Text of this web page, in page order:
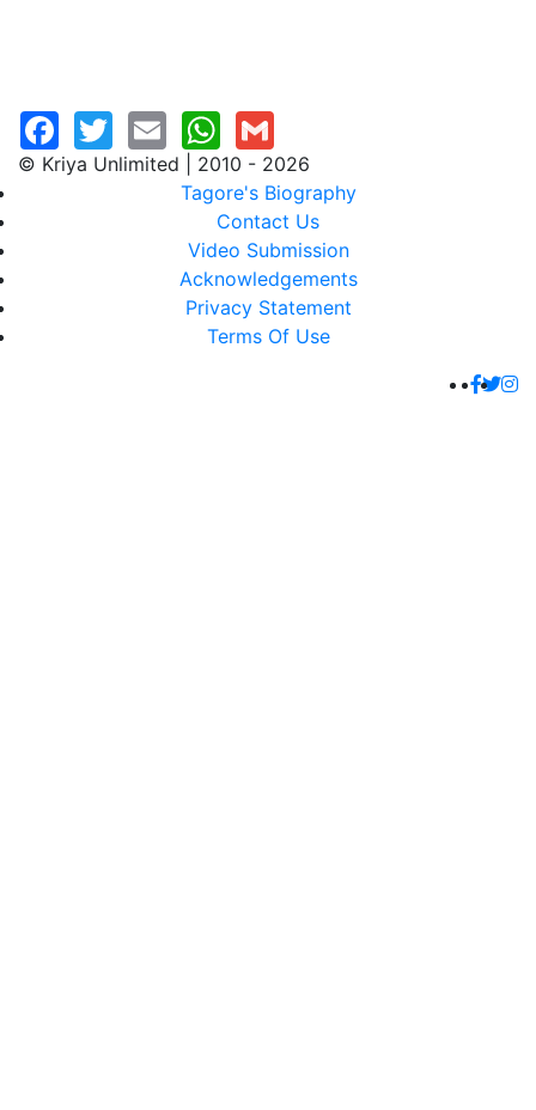
© Kriya Unlimited | 2010 - 2026
Tagore's Biography
Contact Us
Video Submission
Acknowledgements
Privacy Statement
Terms Of Use